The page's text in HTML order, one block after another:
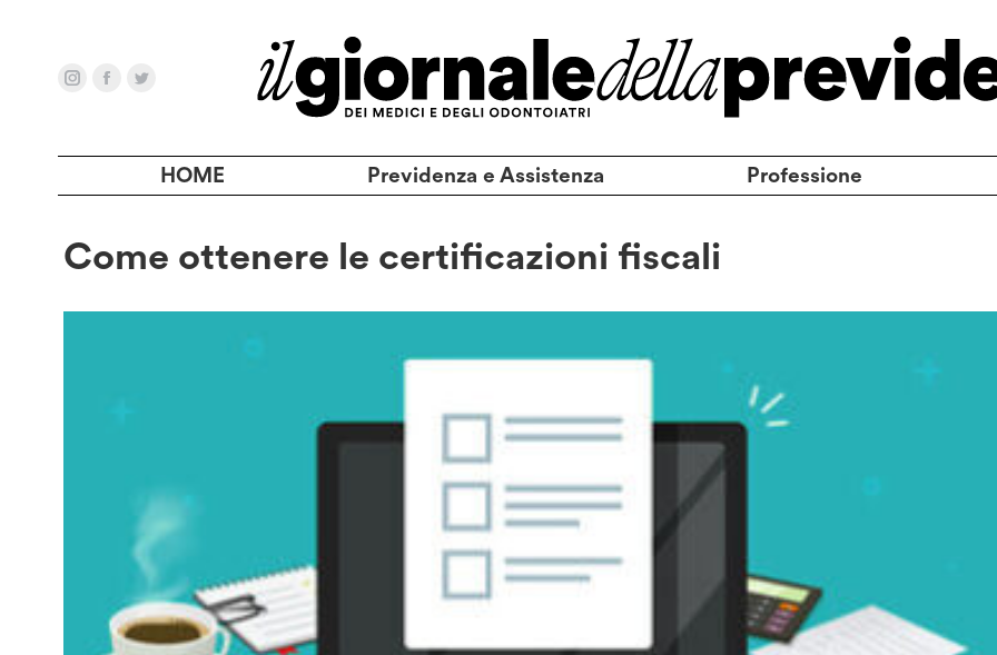
HOME Previdenza e Assistenza Professione
Come ottenere le certificazioni fiscali